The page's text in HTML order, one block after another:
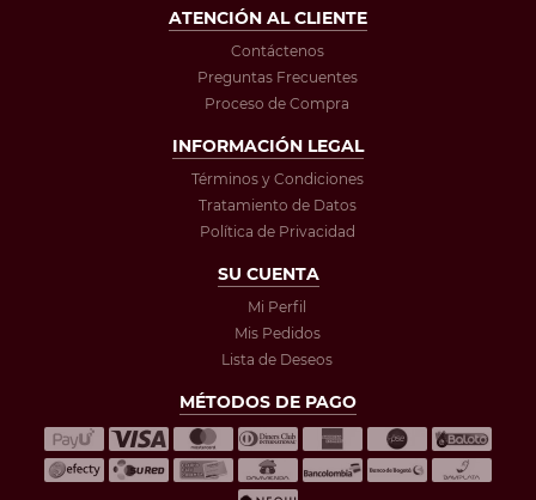
ATENCIÓN AL CLIENTE
Contáctenos
Preguntas Frecuentes
Proceso de Compra
INFORMACIÓN LEGAL
Términos y Condiciones
Tratamiento de Datos
Política de Privacidad
SU CUENTA
Mi Perfil
Mis Pedidos
Lista de Deseos
MÉTODOS DE PAGO